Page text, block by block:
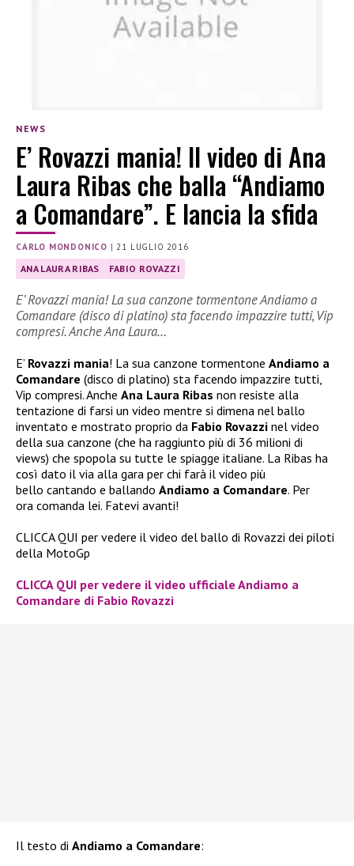
NEWS
E’ Rovazzi mania! Il video di Ana
Laura Ribas che balla “Andiamo
a Comandare”. E lancia la sfida
CARLO MONDONICO | 21 LUGLIO 2016
ANA LAURA RIBAS FABIO ROVAZZI
E’ Rovazzi mania! La sua canzone tormentone Andiamo a
Comandare (disco di platino) sta facendo impazzire tutti, Vip
compresi. Anche Ana Laura…
E’ Rovazzi mania! La sua canzone tormentone Andiamo a
Comandare (disco di platino) sta facendo impazzire tutti,
Vip compresi. Anche Ana Laura Ribas non resiste alla
tentazione di farsi un video mentre si dimena nel ballo
inventato e mostrato proprio da Fabio Rovazzi nel video
della sua canzone (che ha raggiunto più di 36 milioni di
views) che spopola su tutte le spiagge italiane. La Ribas ha
così dato il via alla gara per chi farà il video più
bello cantando e ballando Andiamo a Comandare. Per
ora comanda lei. Fatevi avanti!
CLICCA QUI per vedere il video del ballo di Rovazzi dei piloti
della MotoGp
CLICCA QUI per vedere il video ufficiale Andiamo a
Comandare di Fabio Rovazzi
Il testo di Andiamo a Comandare: